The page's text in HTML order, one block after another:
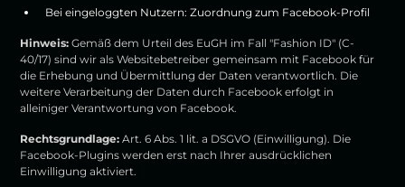
Bei eingeloggten Nutzern: Zuordnung zum Facebook-Profil
Hinweis: Gemäß dem Urteil des EuGH im Fall "Fashion ID" (C-
40/17) sind wir als Websitebetreiber gemeinsam mit Facebook für
die Erhebung und Übermittlung der Daten verantwortlich. Die
weitere Verarbeitung der Daten durch Facebook erfolgt in
alleiniger Verantwortung von Facebook.
Rechtsgrundlage: Art. 6 Abs. 1 lit. a DSGVO (Einwilligung). Die
Facebook-Plugins werden erst nach Ihrer ausdrücklichen
Einwilligung aktiviert.